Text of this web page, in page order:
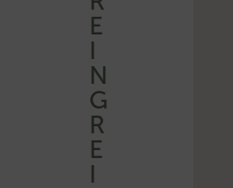
I
N
G
R
E
I
F